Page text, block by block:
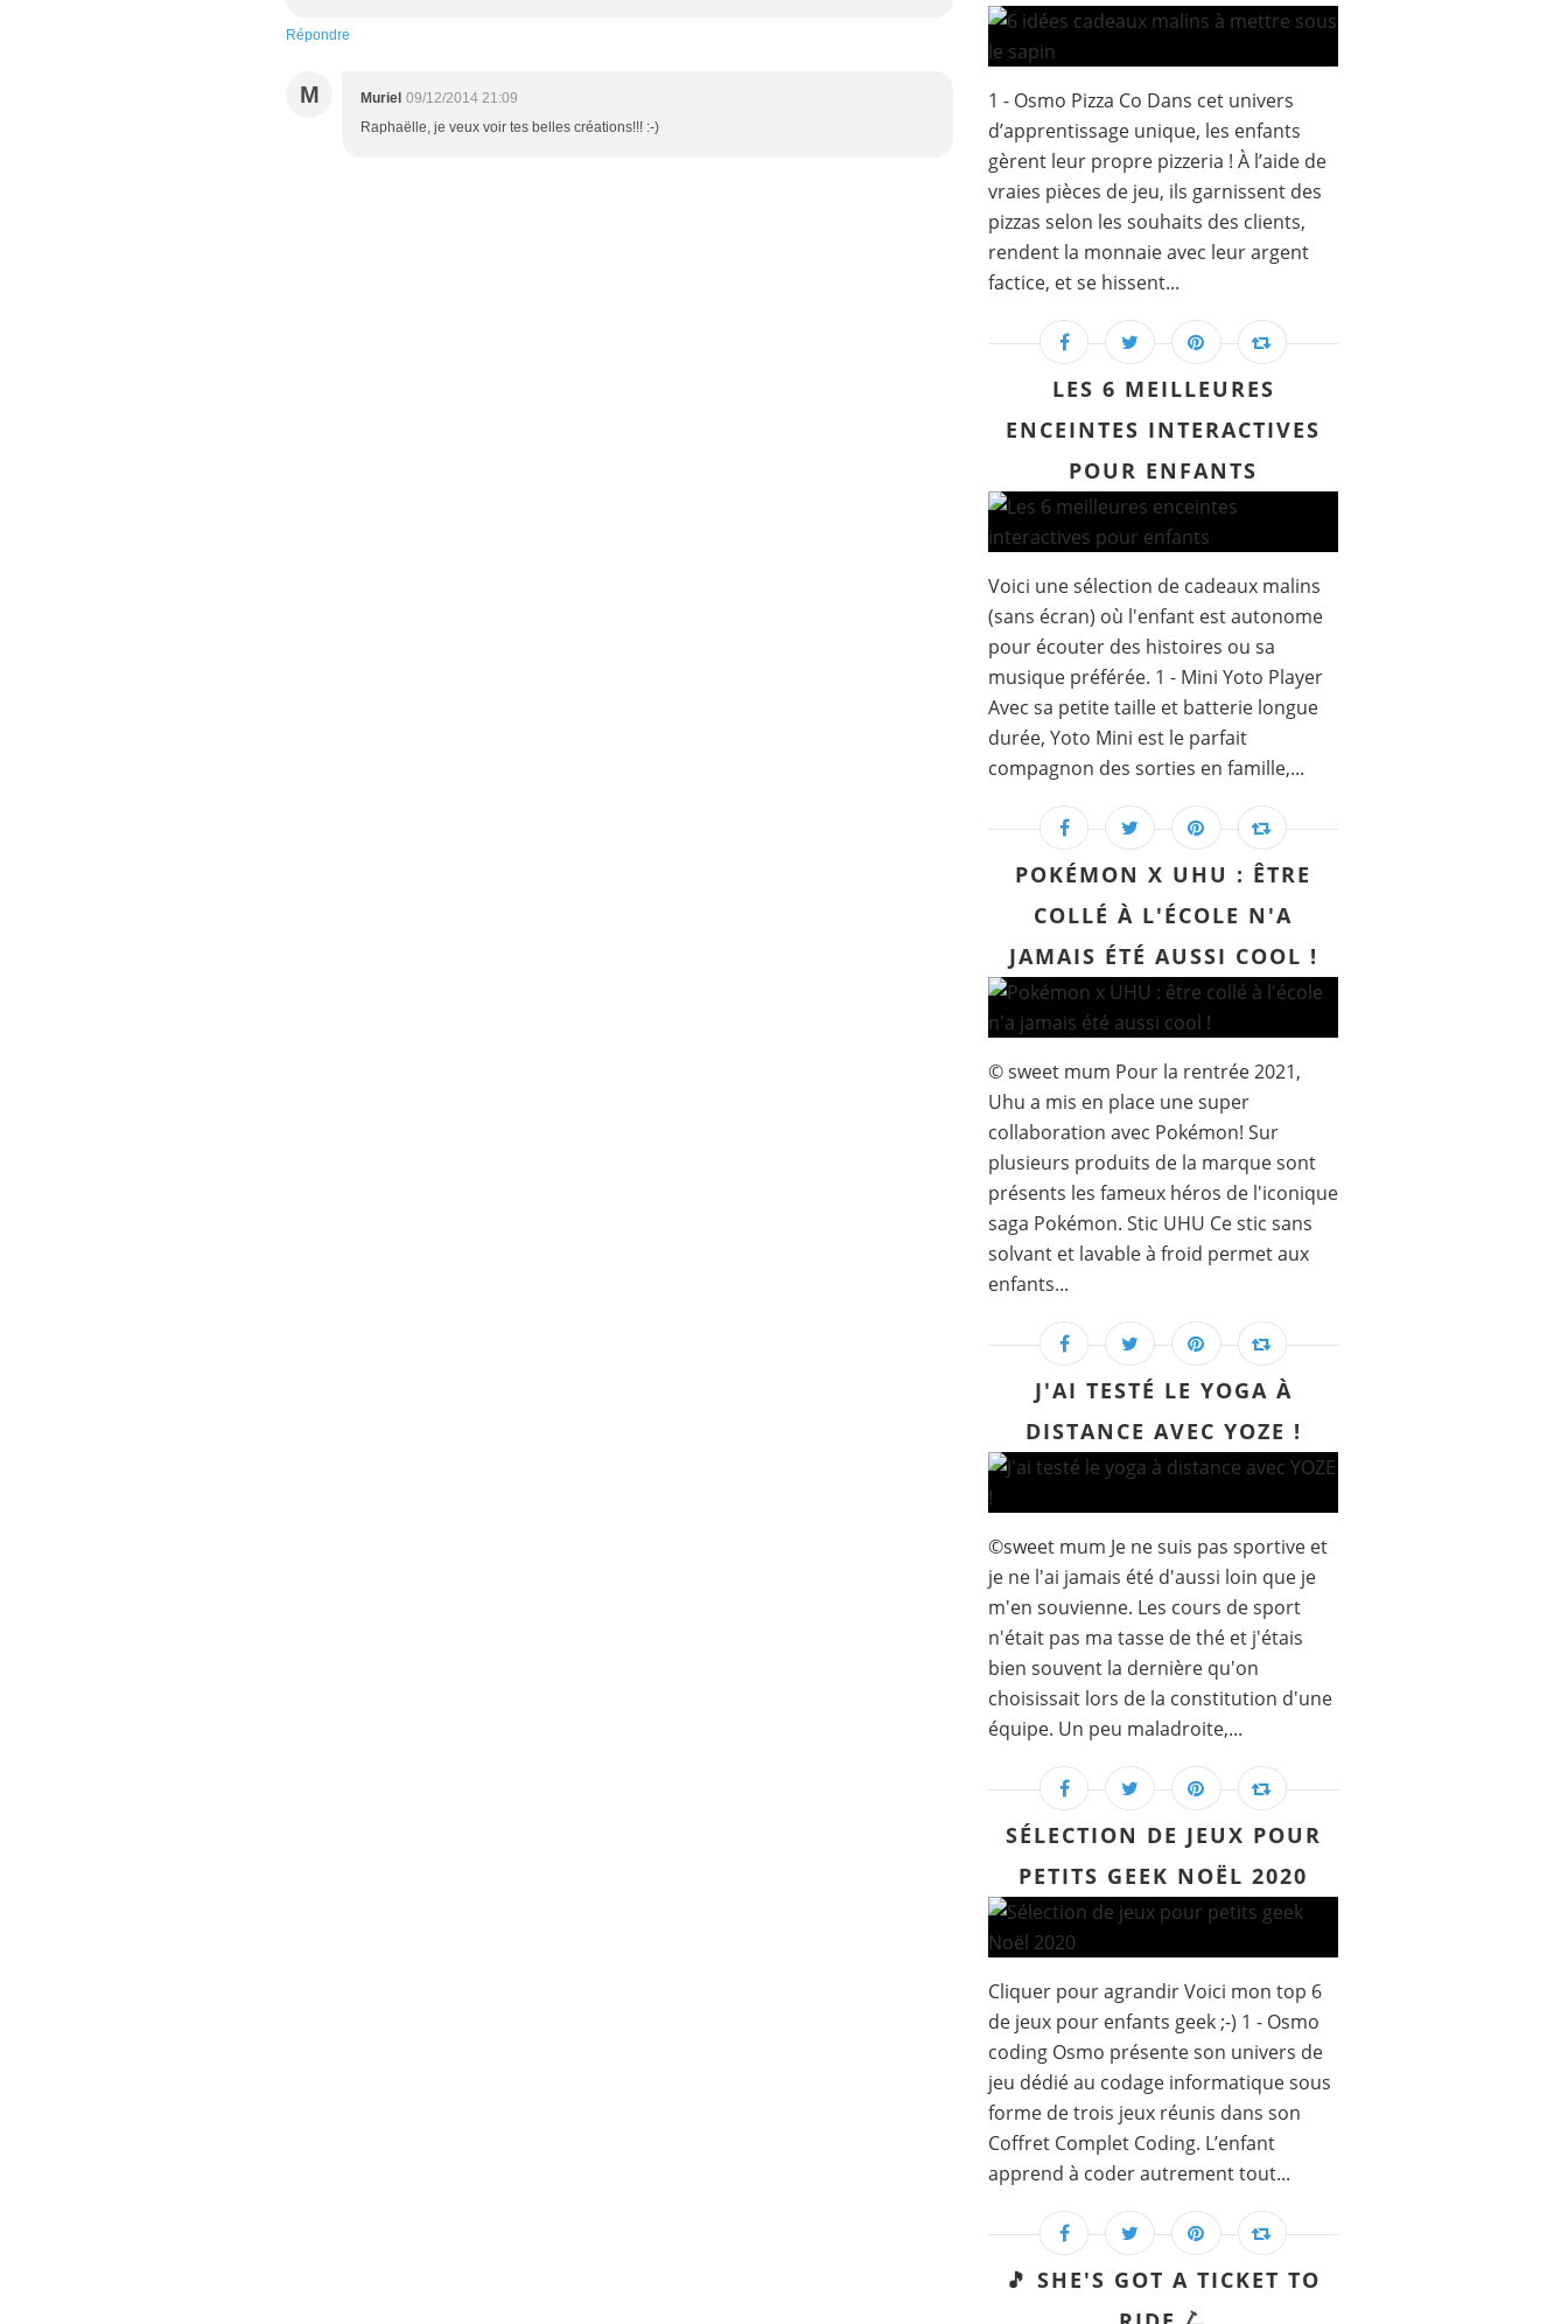
Répondre
M Muriel 09/12/2014 21:09
Raphaëlle, je veux voir tes belles créations!!! :-)
1 - Osmo Pizza Co Dans cet univers
d’apprentissage unique, les enfants
gèrent leur propre pizzeria ! À l’aide de
vraies pièces de jeu, ils garnissent des
pizzas selon les souhaits des clients,
rendent la monnaie avec leur argent
factice, et se hissent...
LES 6 MEILLEURES
ENCEINTES INTERACTIVES
POUR ENFANTS
Voici une sélection de cadeaux malins
(sans écran) où l'enfant est autonome
pour écouter des histoires ou sa
musique préférée. 1 - Mini Yoto Player
Avec sa petite taille et batterie longue
durée, Yoto Mini est le parfait
compagnon des sorties en famille,...
POKÉMON X UHU : ÊTRE
COLLÉ À L'ÉCOLE N'A
JAMAIS ÉTÉ AUSSI COOL !
© sweet mum Pour la rentrée 2021,
Uhu a mis en place une super
collaboration avec Pokémon! Sur
plusieurs produits de la marque sont
présents les fameux héros de l'iconique
saga Pokémon. Stic UHU Ce stic sans
solvant et lavable à froid permet aux
enfants...
J'AI TESTÉ LE YOGA À
DISTANCE AVEC YOZE !
©sweet mum Je ne suis pas sportive et
je ne l'ai jamais été d'aussi loin que je
m'en souvienne. Les cours de sport
n'était pas ma tasse de thé et j'étais
bien souvent la dernière qu'on
choisissait lors de la constitution d'une
équipe. Un peu maladroite,...
SÉLECTION DE JEUX POUR
PETITS GEEK NOËL 2020
Cliquer pour agrandir Voici mon top 6
de jeux pour enfants geek ;-) 1 - Osmo
coding Osmo présente son univers de
jeu dédié au codage informatique sous
forme de trois jeux réunis dans son
Coffret Complet Coding. L’enfant
apprend à coder autrement tout...
🎵 SHE'S GOT A TICKET TO